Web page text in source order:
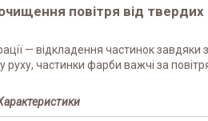
повітря від твердих
— відкладення частинок завдяки
частинки фарби важчі за